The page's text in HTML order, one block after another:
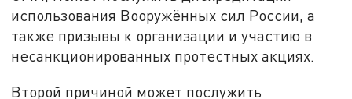
использования Вооружённых сил России, а
также призывы к организации и участию в
несанкционированных протестных акциях.
Второй причиной может послужить